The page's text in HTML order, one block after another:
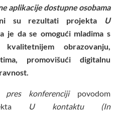
aplikacije dostupne osobama
su rezultati projekta
U
je da se omogući mladima s
obrazovanju,
promovišući digitalnu
pres konferencijipovodom
U kontaktu (In